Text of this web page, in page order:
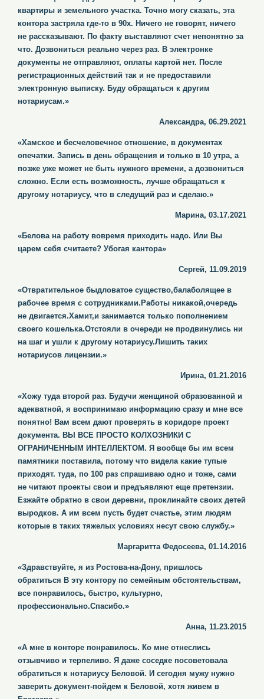
квартиры и земельного участка. Точно могу сказать, эта
контора застряла где-то в 90х. Ничего не говорят, ничего
не рассказывают. По факту выставляют счет непонятно за
что. Дозвониться реально через раз. В электронке
документы не отправляют, оплаты картой нет. После
регистрационных действий так и не предоставили
электронную выписку. Буду обращаться к другим
нотариусам.»
Александра, 06.29.2021
«Хамское и бесчеловечное отношение, в документах
опечатки. Запись в день обращения и только в 10 утра, а
позже уже может не быть нужного времени, а дозвониться
сложно. Если есть возможность, лучше обращаться к
другому нотариусу, что в следущий раз и сделаю.»
Марина, 03.17.2021
«Белова на работу вовремя приходить надо. Или Вы
царем себя считаете? Убогая кантора»
Сергей, 11.09.2019
«Отвратительное быдловатое существо,балаболящее в
рабочее время с сотрудниками.Работы никакой,очередь
не двигается.Хамит,и занимается только пополнением
своего кошелька.Отстояли в очереди не продвинулись ни
на шаг и ушли к другому нотариусу.Лишить таких
нотариусов лицензии.»
Ирина, 01.21.2016
«Хожу туда второй раз. Будучи женщиной образованной и
адекватной, я воспринимаю информацию сразу и мне все
понятно! Вам всем дают проверять в коридоре проект
документа. ВЫ ВСЕ ПРОСТО КОЛХОЗНИКИ С
ОГРАНИЧЕННЫМ ИНТЕЛЛЕКТОМ. Я вообще бы им всем
памятники поставила, потому что видела какие тупые
приходят. туда, по 100 раз спрашиваю одно и тоже, сами
не читают проекты свои и предъявляют еще претензии.
Езжайте обратно в свои деревни, проклинайте своих детей
выродков. А им всем пусть будет счастье, этим людям
которые в таких тяжелых условиях несут свою службу.»
Маргаритта Федосеева, 01.14.2016
«Здравствуйте, я из Ростова-на-Дону, пришлось
обратиться В эту контору по семейным обстоятельствам,
все понравилось, быстро, культурно,
профессионально.Спасибо.»
Анна, 11.23.2015
«А мне в конторе понравилось. Ко мне отнеслись
отзывчиво и терпеливо. Я даже соседке посоветовала
обратиться к нотариусу Беловой. И сегодня мужу нужно
заверить документ-пойдем к Беловой, хотя живем в